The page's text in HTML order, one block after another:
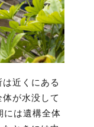
近くにある
体が水没して
には遺構全体